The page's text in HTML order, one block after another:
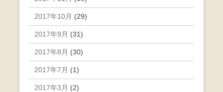
2017年10月 (29)
2017年9月 (31)
2017年8月 (30)
2017年7月 (1)
2017年3月 (2)